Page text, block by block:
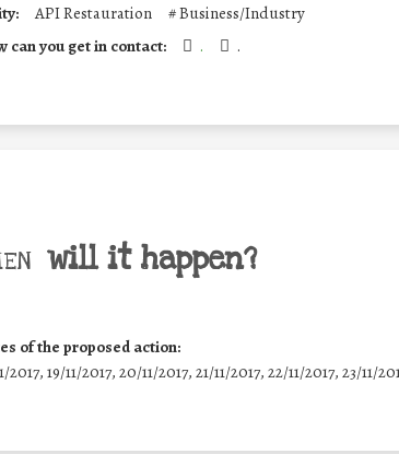
API Restauration #Business/Industry
can you get in contact:
. .
will it happen?
of the proposed action:
2017, 19/11/2017, 20/11/2017, 21/11/2017, 22/11/2017, 23/11/